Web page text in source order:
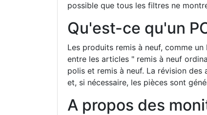
possible que tous les filtres ne
Qu'est-ce qu'un
Les produits remis à neuf, comme
entre les articles " remis à neuf
polis et remis à neuf. La révision
et, si nécessaire, les pièces sont
A propos des